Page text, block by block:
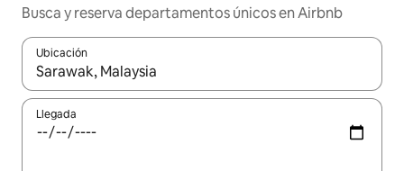
Busca y reserva departamentos únicos en Airbnb
Ubicación
Cuando los resultados estén disponibles, podrás navegar
Llegada